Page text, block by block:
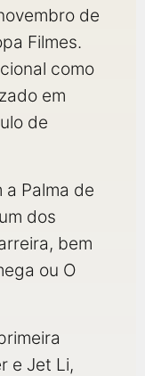
de
Filmes.
como
em
de
Palma de
um dos
bem
ou O
e Jet Li,